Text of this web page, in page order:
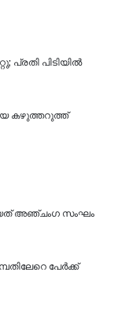
പ്രതി പിടിയില്‍
കഴുത്തറുത്ത്
അഞ്ചംഗ സംഘം
പേര്‍ക്ക്